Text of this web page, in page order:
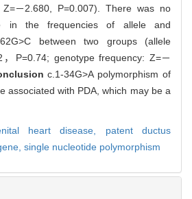
－2.680, P=0.007). There was no
in the frequencies of allele and
between two groups (allele
，P=0.74; genotype frequency: Z=－
c.1-34G>A polymorphism of
associated with PDA, which may be a
heart disease, patent ductus
single nucleotide polymorphism